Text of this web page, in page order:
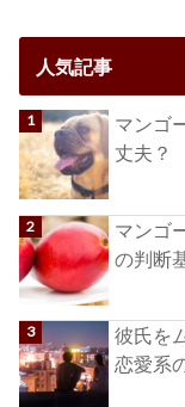
人気記事
マンゴ
丈夫？
マンゴ
の判断
彼氏を
恋愛系